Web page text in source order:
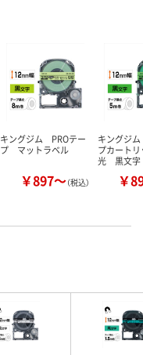
キングジム PROテー
プ マットラベル
￥897～（税込）
キングジ
プカート
光 黒文字
￥